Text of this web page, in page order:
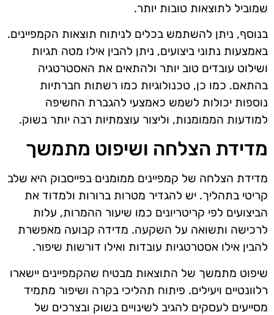
שמוביל לתוצאות טובות יותר.
בנוסף, ניתן להשתמש בכלים לניתוח תוצאות הקמפיינים.
באמצעות נתוני ביצועים, ניתן להבין אילו מטה תגיות
ושילוט עובדים טוב יותר ולהתאים את האסטרטגיה
בהתאם. כמו כן, טכנולוגיות כמו רשתות חברתיות
נוספות יכולות לשמש כאמצעי להגברת החשיפה
למודעות הממומנות, וליצור עוצמתיות רבה יותר בשוק.
מדידת הצלחה ושיפוט מתמשך
מדידת הצלחה של קמפיינים ממומנים בפייסבוק היא שלב
קריטי בתהליך. יש להגדיר מטרות ברורות ולמדוד את
הביצועים לפי קריטריונים כמו שיעור ההמרות, עלות
לרכישה ותשואה על השקעה. מדידה קבועה מאפשרת
להבין אילו אסטרטגיות עובדות ואילו דורשות שיפור.
שיפוט מתמשך של התוצאות מבטיח שהקמפיינים יישארו
רלוונטיים ויעילים. פיתוח תהליכי בקרה ושיפור מתמיד
מסייעים לעסקים להגיב לשינויים בשוק ובצרכים של